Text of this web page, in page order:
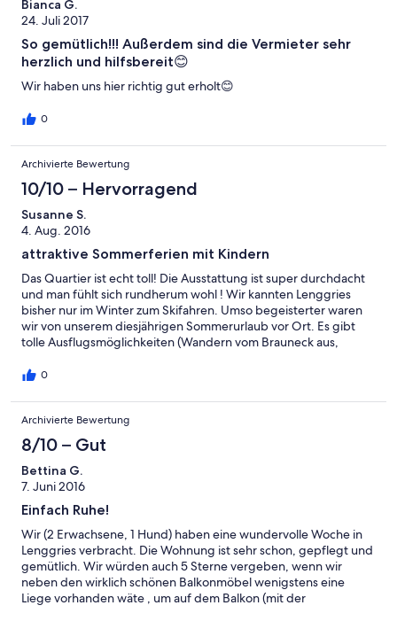
Bianca G.
24. Juli 2017
So gemütlich!!! Außerdem sind die Vermieter sehr
herzlich und hilfsbereit😊
Wir haben uns hier richtig gut erholt😊
0
Archivierte Bewertung
10/10 – Hervorragend
Susanne S.
4. Aug. 2016
attraktive Sommerferien mit Kindern
Das Quartier ist echt toll! Die Ausstattung ist super durchdacht
und man fühlt sich rundherum wohl ! Wir kannten Lenggries
bisher nur im Winter zum Skifahren. Umso begeisterter waren
wir von unserem diesjährigen Sommerurlaub vor Ort. Es gibt
tolle Ausflugsmöglichkeiten (Wandern vom Brauneck aus,
Partnachklamm, Walchensee mit Herzogstand. Sogar einen
gemacht, ca.100 KM) Die Gästekarte Plus ist wirklich attraktiv !
(Jaudenhangflitzer, täglich Schwimmen in der Isarwelle, eine
Fahrt auf den Brauneck) . Wir kommen bestimmt wieder !
0
Archivierte Bewertung
8/10 – Gut
Bettina G.
7. Juni 2016
Einfach Ruhe!
Wir (2 Erwachsene, 1 Hund) haben eine wundervolle Woche in
Lenggries verbracht. Die Wohnung ist sehr schon, gepflegt und
gemütlich. Wir würden auch 5 Sterne vergeben, wenn wir
neben den wirklich schönen Balkonmöbel wenigstens eine
Liege vorhanden wäte , um auf dem Balkon (mit der